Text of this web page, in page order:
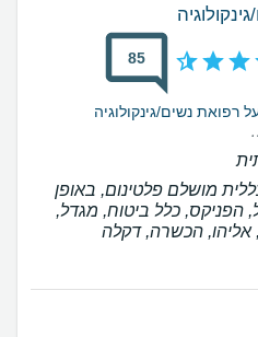
85
וחייכנית.
מושלם פלטינום, באופן
הפניקס, כלל ביטוח, מגדל,
אליהו, הכשרה, דקלה